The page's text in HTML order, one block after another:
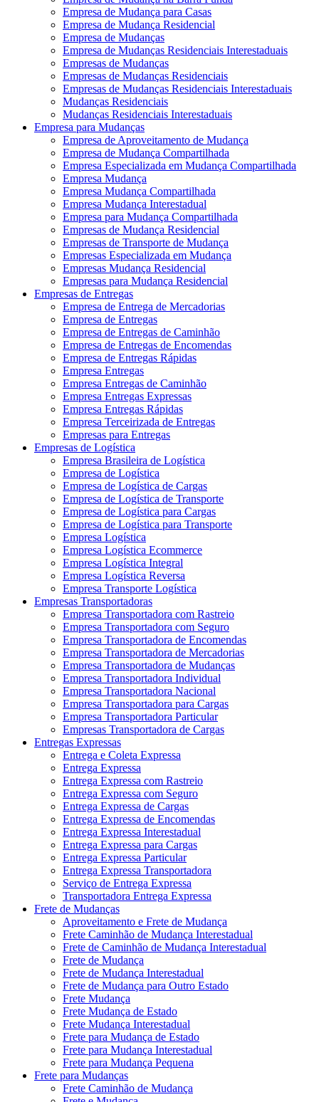
Empresa de Mudança para Casas
Empresa de Mudança Residencial
Empresa de Mudanças
Empresa de Mudanças Residenciais Interestaduais
Empresas de Mudanças
Empresas de Mudanças Residenciais
Empresas de Mudanças Residenciais Interestaduais
Mudanças Residenciais
Mudanças Residenciais Interestaduais
Empresa para Mudanças
Empresa de Aproveitamento de Mudança
Empresa de Mudança Compartilhada
Empresa Especializada em Mudança Compartilhada
Empresa Mudança
Empresa Mudança Compartilhada
Empresa Mudança Interestadual
Empresa para Mudança Compartilhada
Empresas de Mudança Residencial
Empresas de Transporte de Mudança
Empresas Especializada em Mudança
Empresas Mudança Residencial
Empresas para Mudança Residencial
Empresas de Entregas
Empresa de Entrega de Mercadorias
Empresa de Entregas
Empresa de Entregas de Caminhão
Empresa de Entregas de Encomendas
Empresa de Entregas Rápidas
Empresa Entregas
Empresa Entregas de Caminhão
Empresa Entregas Expressas
Empresa Entregas Rápidas
Empresa Terceirizada de Entregas
Empresas para Entregas
Empresas de Logística
Empresa Brasileira de Logística
Empresa de Logística
Empresa de Logística de Cargas
Empresa de Logística de Transporte
Empresa de Logística para Cargas
Empresa de Logística para Transporte
Empresa Logística
Empresa Logística Ecommerce
Empresa Logística Integral
Empresa Logística Reversa
Empresa Transporte Logística
Empresas Transportadoras
Empresa Transportadora com Rastreio
Empresa Transportadora com Seguro
Empresa Transportadora de Encomendas
Empresa Transportadora de Mercadorias
Empresa Transportadora de Mudanças
Empresa Transportadora Individual
Empresa Transportadora Nacional
Empresa Transportadora para Cargas
Empresa Transportadora Particular
Empresas Transportadora de Cargas
Entregas Expressas
Entrega e Coleta Expressa
Entrega Expressa
Entrega Expressa com Rastreio
Entrega Expressa com Seguro
Entrega Expressa de Cargas
Entrega Expressa de Encomendas
Entrega Expressa Interestadual
Entrega Expressa para Cargas
Entrega Expressa Particular
Entrega Expressa Transportadora
Serviço de Entrega Expressa
Transportadora Entrega Expressa
Frete de Mudanças
Aproveitamento e Frete de Mudança
Frete Caminhão de Mudança Interestadual
Frete de Caminhão de Mudança Interestadual
Frete de Mudança
Frete de Mudança Interestadual
Frete de Mudança para Outro Estado
Frete Mudança
Frete Mudança de Estado
Frete Mudança Interestadual
Frete para Mudança de Estado
Frete para Mudança Interestadual
Frete para Mudança Pequena
Frete para Mudanças
Frete Caminhão de Mudança